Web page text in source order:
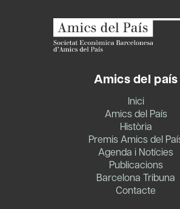
Amics del país
Inici
Amics del País
Història
Premis Amics del
Agenda i Notícies
Publicacions
Barcelona Tribuna
Contacte